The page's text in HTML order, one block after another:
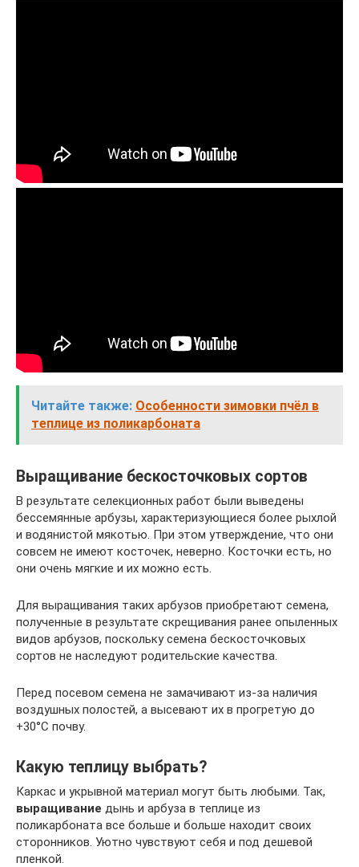
Читайте также: Особенности зимовки пчёл в
теплице из поликарбоната
Выращивание бескосточковых сортов
В результате селекционных работ были выведены
бессемянные арбузы, характеризующиеся более рыхлой
и водянистой мякотью. При этом утверждение, что они
совсем не имеют косточек, неверно. Косточки есть, но
они очень мягкие и их можно есть.
Для выращивания таких арбузов приобретают семена,
полученные в результате скрещивания ранее опыленных
видов арбузов, поскольку семена бескосточковых
сортов не наследуют родительские качества.
Перед посевом семена не замачивают из-за наличия
воздушных полостей, а высевают их в прогретую до
+30°C почву.
Какую теплицу выбрать?
Каркас и укрывной материал могут быть любыми. Так,
выращивание дынь и арбуза в теплице из
поликарбоната все больше и больше находит своих
сторонников. Уютно чувствуют себя и под дешевой
пленкой.